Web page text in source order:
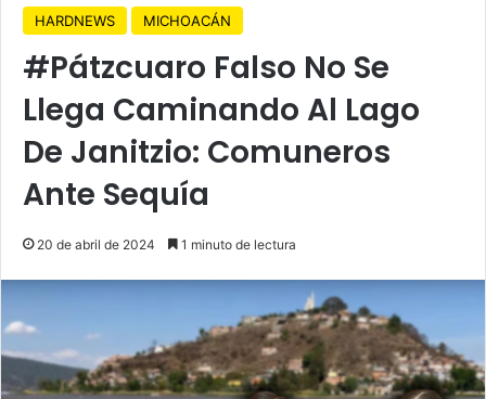
HARDNEWS MICHOACÁN
#Pátzcuaro Falso No Se
Llega Caminando Al Lago
De Janitzio: Comuneros
Ante Sequía
20 de abril de 2024 1 minuto de lectura